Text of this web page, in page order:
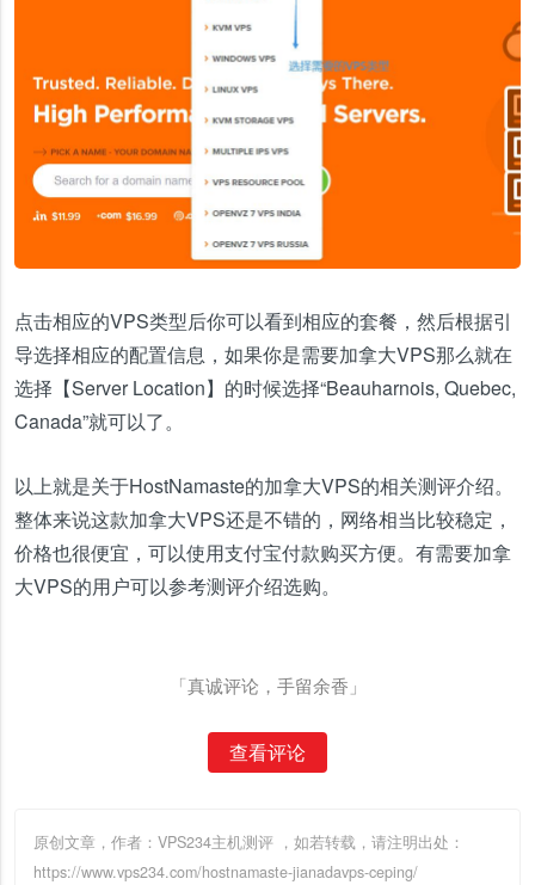
点击相应的VPS类型后你可以看到相应的套餐，然后根据引
导选择相应的配置信息，如果你是需要加拿大VPS那么就在
选择【Server Location】的时候选择“Beauharnois, Quebec,
Canada”就可以了。
以上就是关于HostNamaste的加拿大VPS的相关测评介绍。
整体来说这款加拿大VPS还是不错的，网络相当比较稳定，
价格也很便宜，可以使用支付宝付款购买方便。有需要加拿
大VPS的用户可以参考测评介绍选购。
「真诚评论，手留余香」
查看评论
原创文章，作者：VPS234主机测评 ，如若转载，请注明出处：
https://www.vps234.com/hostnamaste-jianadavps-ceping/